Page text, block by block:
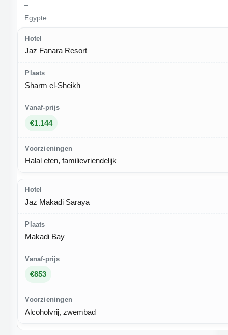
–
Egypte
Jaz Fanara Resort
Sharm el-Sheikh
€1.144
Halal eten, familievriendelijk
Jaz Makadi Saraya
Makadi Bay
€853
Alcoholvrij, zwembad